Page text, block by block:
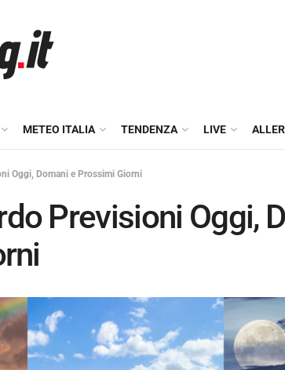
METEO ITALIA TENDENZA LIVE
Oggi, Domani e Prossimi Giorni
Previsioni Oggi,